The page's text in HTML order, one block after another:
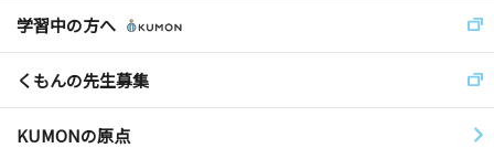
学習中の方へ
くもんの先生募集
KUMONの原点